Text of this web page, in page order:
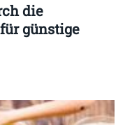
die
günstige